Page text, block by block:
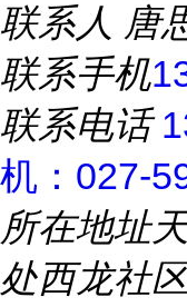
联系人 唐
联系手机
联系电话
机：027-
所在地址
处西龙社